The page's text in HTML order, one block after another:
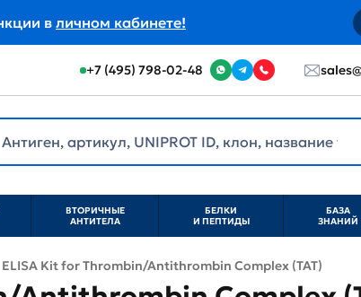
в личном кабинете!
+7 (495) 798-02-48
ВТОРИЧНЫЕ
АНТИТЕЛА
БЕЛКИ
И ПЕПТИДЫ
БАЗА
ЗНАНИЙ
ELISA Kit for Thrombin/Antithrombin Complex (TAT)